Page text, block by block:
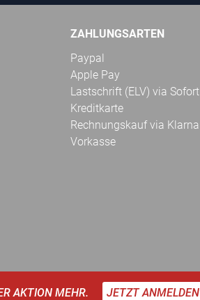
ZAHLUNGSARTEN
Paypal
Apple Pay
Lastschrift (ELV) via Sofort
Kreditkarte
Rechnungskauf via Klarna
Vorkasse
AKTION MEHR. JETZT ANMELDEN